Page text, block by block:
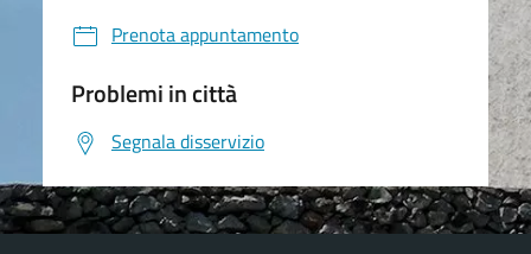
Prenota appuntamento
Problemi in città
Segnala disservizio